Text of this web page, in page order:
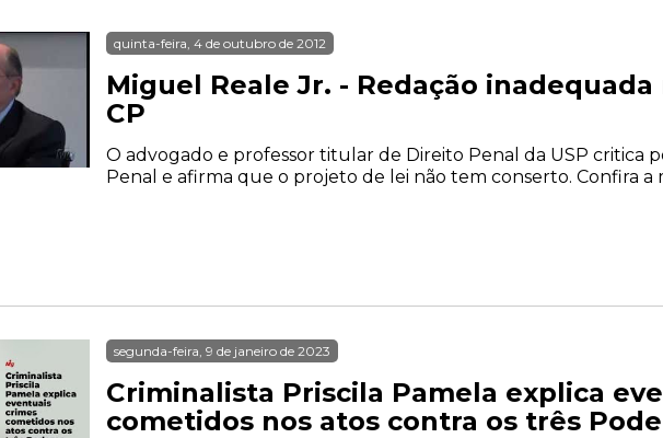
quinta-feira, 4 de outubro de 2012
Miguel Reale Jr. - Redação
CP
O advogado e professor titular de Direito Penal da USP critica
Penal e afirma que o projeto de lei não tem conserto. Confira a
segunda-feira, 9 de janeiro de 2023
Criminalista Priscila Pamela explica
cometidos nos atos contra os três